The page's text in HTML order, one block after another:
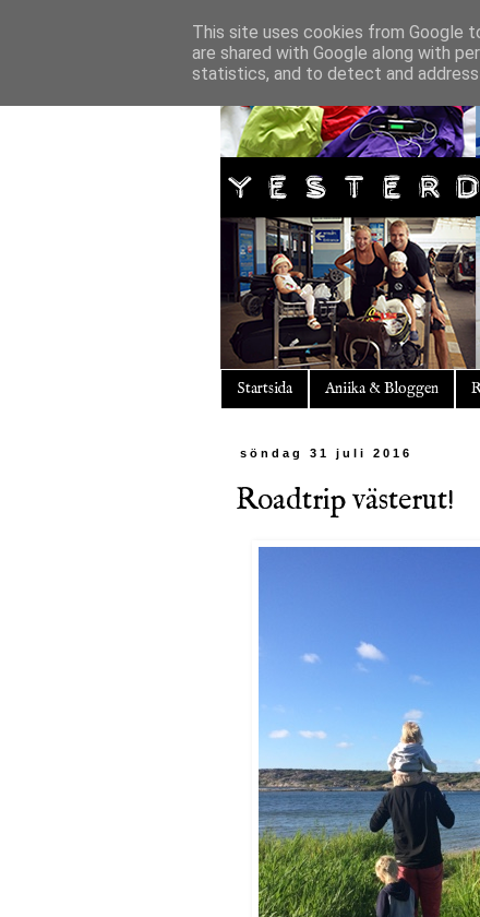
Startsida Aniika & Bloggen
söndag 31 juli 2016
Roadtrip västerut!
This site uses cookies from Google
are shared with Google along with
statistics, and to detect and address